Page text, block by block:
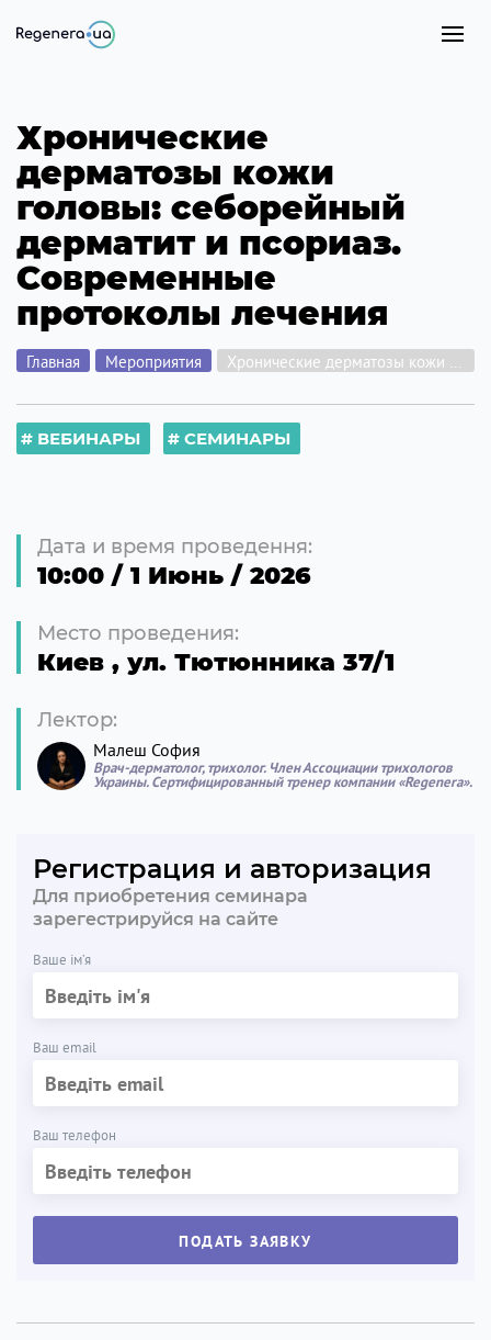
Хронические
дерматозы кожи
головы: себорейный
дерматит и псориаз.
Современные
протоколы лечения
Главная Мероприятия Хронические дерматозы кожи головы: себорейный дерматит и псориаз. Современные протоколы лечения
ВЕБИНАРЫ СЕМИНАРЫ
2500 UAH
Дата и время проведення:
10:00 / 1 Июнь / 2026
Место проведения:
Киев , ул. Тютюнника 37/1
Лектор:
Малеш София
Врач-дерматолог, трихолог. Член Ассоциации трихологов
Украины. Сертифицированный тренер компании «Regenera».
Регистрация и авторизация
Для приобретения семинара
зарегестрируйся на сайте
Ваше ім’я
Ваш email
Ваш телефон
ПОДАТЬ ЗАЯВКУ